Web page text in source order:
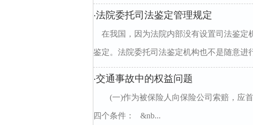
·法院委托司法鉴定管理规定
在我国，因为法院内部没有设置司法鉴
鉴定。法院委托司法鉴定机构也不是随意进
·交通事故中的权益问题
(一)作为被保险人向保险公司索赔，应
四个条件： &nb...